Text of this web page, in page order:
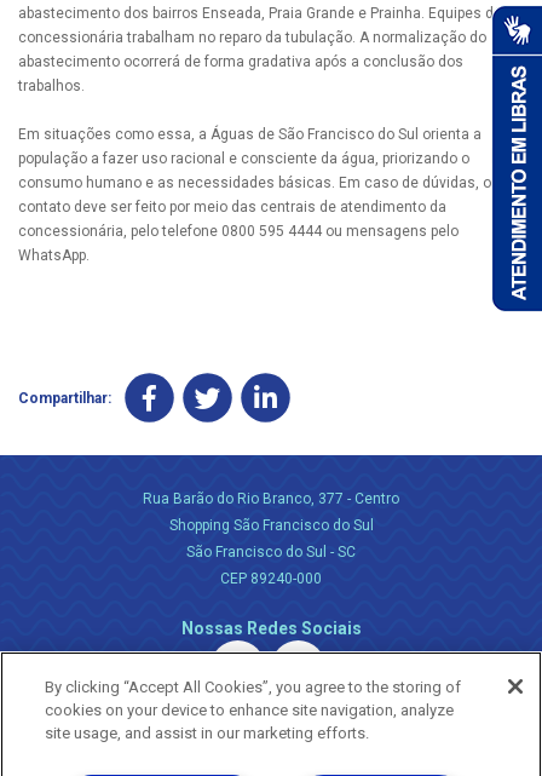
abastecimento dos bairros Enseada, Praia Grande e Prainha. Equipes da
concessionária trabalham no reparo da tubulação. A normalização do
abastecimento ocorrerá de forma gradativa após a conclusão dos
trabalhos.
Em situações como essa, a Águas de São Francisco do Sul orienta a
população a fazer uso racional e consciente da água, priorizando o
consumo humano e as necessidades básicas. Em caso de dúvidas, o
contato deve ser feito por meio das centrais de atendimento da
concessionária, pelo telefone 0800 595 4444 ou mensagens pelo
WhatsApp.
Compartilhar:
Rua Barão do Rio Branco, 377 - Centro
Shopping São Francisco do Sul
São Francisco do Sul - SC
CEP 89240-000
Nossas Redes Sociais
By clicking “Accept All Cookies”, you agree to the storing of
cookies on your device to enhance site navigation, analyze
site usage, and assist in our marketing efforts.